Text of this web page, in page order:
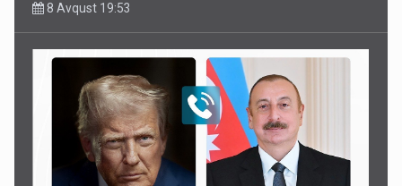
8 Avqust 19:53